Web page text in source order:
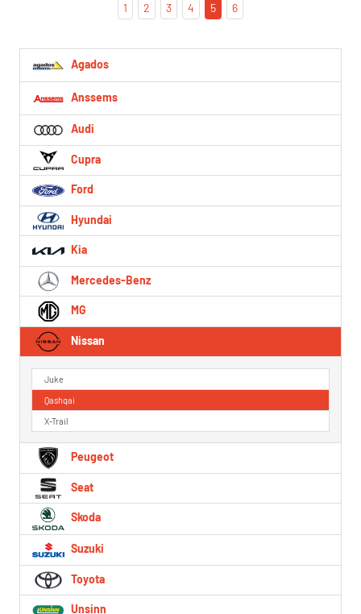
1 2 3 4 5 6
Agados
Anssems
Audi
Cupra
Ford
Hyundai
Kia
Mercedes-Benz
MG
Nissan
Juke
Qashqai
X-Trail
Peugeot
Seat
Skoda
Suzuki
Toyota
Unsinn